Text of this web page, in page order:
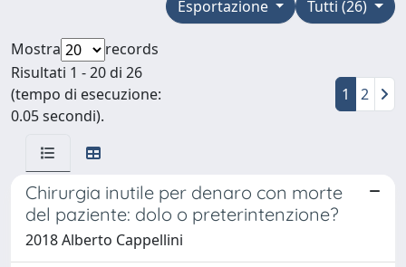
Tutti (26)
Esportazione
Mostra
records
Risultati 1 - 20 di 26
(tempo di esecuzione:
0.05 secondi).
1 2
Chirurgia inutile per denaro con morte
del paziente: dolo o preterintenzione?
2018 Alberto Cappellini